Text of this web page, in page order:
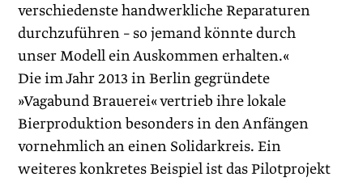
verschiedenste handwerkliche Reparaturen
durchzuführen – so jemand könnte durch
unser Modell ein Auskommen erhalten.«
Die im Jahr 2013 in Berlin gegründete
»Vagabund Brauerei« vertrieb ihre lokale
Bierproduktion besonders in den Anfängen
vornehmlich an einen Solidarkreis. Ein
weiteres konkretes Beispiel ist das Pilotprojekt